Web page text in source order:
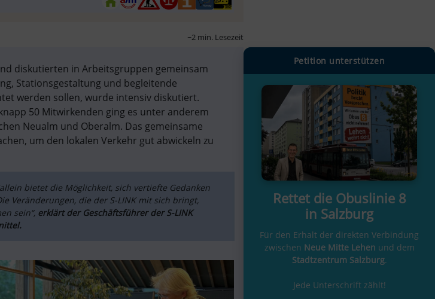
~2 min. Lesezeit
diskutierten in Arbeitsgruppen gemeinsam
Stationsgestaltung und begleitende
werden sollen, wurde intensiv diskutiert.
50 Mitwirkenden ging es unter anderem
Neualm und Oberalm. Das gemeinsame
um den lokalen Verkehr gut abwickeln zu
bietet die Möglichkeit, sich vertiefte Gedanken
Veränderungen, die der S-LINK mit sich bringt,
sein“, erklärt der Geschäftsführer der S-LINK
Petition unterstützen
Rettet die Obuslinie 8
in Salzburg
Für den Erhalt der direkten Verbindung
zwischen Neue Mitte Lehen und dem
Stadtzentrum Salzburg.
Jede Unterschrift zählt!